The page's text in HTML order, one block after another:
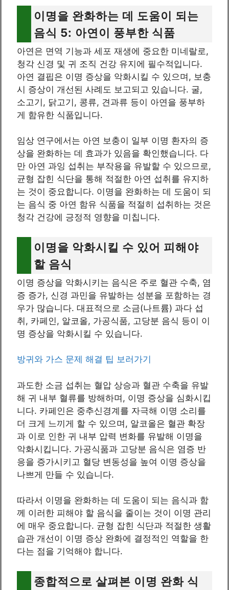
이명을 완화하는 데 도움이 되는
음식 5: 아연이 풍부한 식품
아연은 면역 기능과 세포 재생에 중요한 미네랄로,
청각 신경 및 귀 조직 건강 유지에 필수적입니다.
아연 결핍은 이명 증상을 악화시킬 수 있으며, 보충
시 증상이 개선된 사례도 보고되고 있습니다. 굴,
소고기, 닭고기, 콩류, 견과류 등이 아연을 풍부하
게 함유한 식품입니다.
임상 연구에서는 아연 보충이 일부 이명 환자의 증
상을 완화하는 데 효과가 있음을 확인했습니다. 다
만 아연 과잉 섭취는 부작용을 유발할 수 있으므로,
균형 잡힌 식단을 통해 적절한 아연 섭취를 유지하
는 것이 중요합니다. 이명을 완화하는 데 도움이 되
는 음식 중 아연 함유 식품을 적절히 섭취하는 것은
청각 건강에 긍정적 영향을 미칩니다.
이명을 악화시킬 수 있어 피해야
할 음식
이명 증상을 악화시키는 음식은 주로 혈관 수축, 염
증 증가, 신경 과민을 유발하는 성분을 포함하는 경
우가 많습니다. 대표적으로 소금(나트륨) 과다 섭
취, 카페인, 알코올, 가공식품, 고당분 음식 등이 이
명 증상을 악화시킬 수 있습니다.
방귀와 가스 문제 해결 팁 보러가기
과도한 소금 섭취는 혈압 상승과 혈관 수축을 유발
해 귀 내부 혈류를 방해하며, 이명 증상을 심화시킵
니다. 카페인은 중추신경계를 자극해 이명 소리를
더 크게 느끼게 할 수 있으며, 알코올은 혈관 확장
과 이로 인한 귀 내부 압력 변화를 유발해 이명을
악화시킵니다. 가공식품과 고당분 음식은 염증 반
응을 증가시키고 혈당 변동성을 높여 이명 증상을
나쁘게 만들 수 있습니다.
따라서 이명을 완화하는 데 도움이 되는 음식과 함
께 이러한 피해야 할 음식을 줄이는 것이 이명 관리
에 매우 중요합니다. 균형 잡힌 식단과 적절한 생활
습관 개선이 이명 증상 완화에 결정적인 역할을 한
다는 점을 기억해야 합니다.
종합적으로 살펴본 이명 완화 식